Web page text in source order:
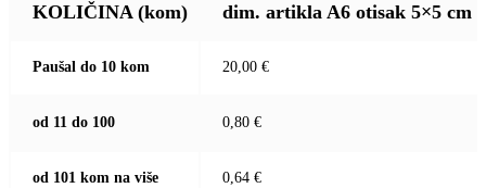
KOLIČINA (kom) dim. artikla A6 otisak 5×5 cm
Paušal do 10 kom 20,00 €
od 11 do 100 0,80 €
od 101 kom na više 0,64 €